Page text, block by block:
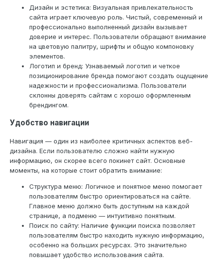
Дизайн и эстетика: Визуальная привлекательность
сайта играет ключевую роль. Чистый, современный и
профессионально выполненный дизайн вызывает
доверие и интерес. Пользователи обращают внимание
на цветовую палитру, шрифты и общую компоновку
элементов.
Логотип и бренд: Узнаваемый логотип и четкое
позиционирование бренда помогают создать ощущение
надежности и профессионализма. Пользователи
склонны доверять сайтам с хорошо оформленным
брендингом.
Удобство навигации
Навигация — один из наиболее критичных аспектов веб-
дизайна. Если пользователю сложно найти нужную
информацию, он скорее всего покинет сайт. Основные
моменты, на которые стоит обратить внимание:
Структура меню: Логичное и понятное меню помогает
пользователям быстро ориентироваться на сайте.
Главное меню должно быть доступным на каждой
странице, а подменю — интуитивно понятным.
Поиск по сайту: Наличие функции поиска позволяет
пользователям быстро находить нужную информацию,
особенно на больших ресурсах. Это значительно
повышает удобство использования сайта.